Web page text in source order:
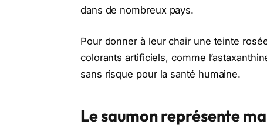
dans de nombreux pays.
Pour donner à leur chair une teinte
colorants artificiels, comme
sans risque pour la santé humaine.
Le saumon représente